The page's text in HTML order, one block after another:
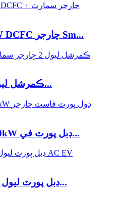
EVD002 30KW DCFC چارجر Sm...
EVC 35 NA ڪمرشل ليول...
EVD002 EU 60kW ڊبل پورٽ في...
EVM005 NA ڊبل پورٽ ليول 2...